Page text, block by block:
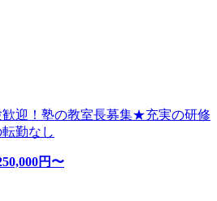
歓迎！塾の教室長募集★充実の研修
勤なし
円〜